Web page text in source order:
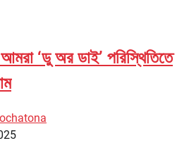
‘ডু অর ডাই’ পরিস্থিতিতে